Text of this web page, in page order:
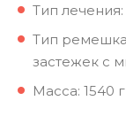
Тип
Тип
застежек с
Масса: 1540 г